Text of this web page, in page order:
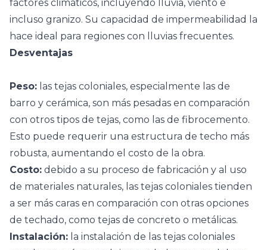
factores climáticos, incluyendo lluvia, viento e
incluso granizo. Su capacidad de impermeabilidad la
hace ideal para regiones con lluvias frecuentes.
Desventajas
Peso: las tejas coloniales, especialmente las de
barro y cerámica, son más pesadas en comparación
con otros tipos de tejas, como las de fibrocemento.
Esto puede requerir una estructura de techo más
robusta, aumentando el costo de la obra.
Costo: debido a su proceso de fabricación y al uso
de materiales naturales, las tejas coloniales tienden
a ser más caras en comparación con otras opciones
de techado, como tejas de concreto o metálicas.
Instalación: la instalación de las tejas coloniales